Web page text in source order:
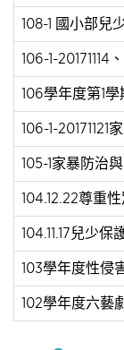
108-1 國小部兒
106-1-20171114
106學年度第1
106-1-
105-1家暴防治
104.12.22尊重
104.11.17兒少
103學年度性侵
102學年度六藝